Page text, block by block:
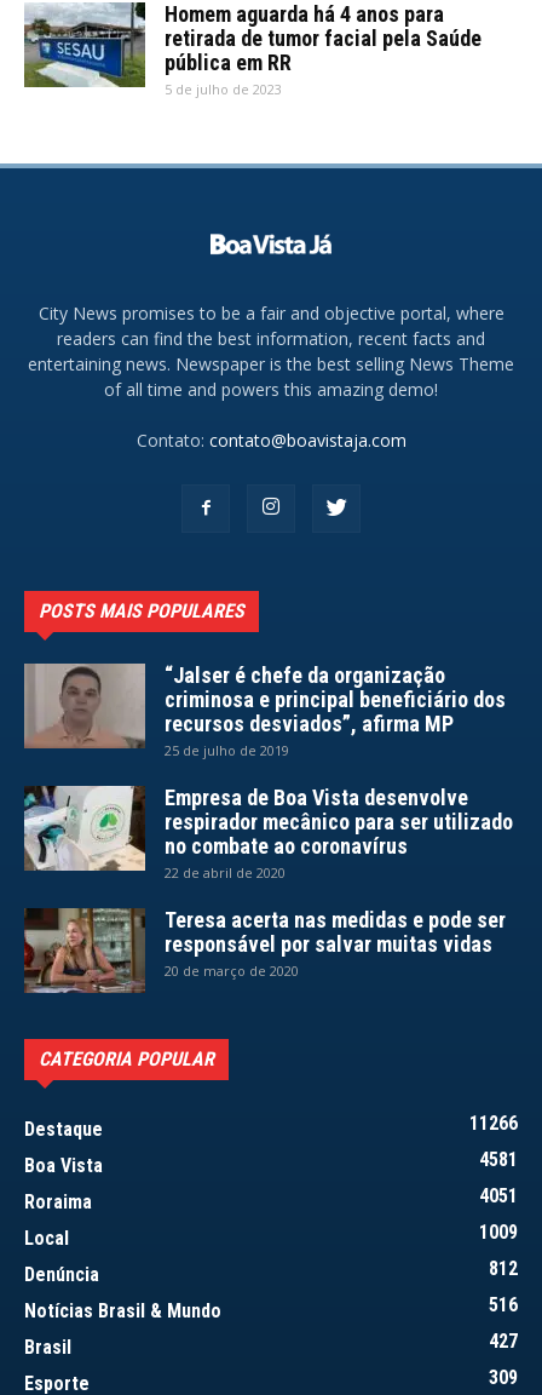
Homem aguarda há 4 anos para
retirada de tumor facial pela Saúde
pública em RR
5 de julho de 2023
City News promises to be a fair and objective portal, where
readers can find the best information, recent facts and
entertaining news. Newspaper is the best selling News Theme
of all time and powers this amazing demo!
Contato: contato@boavistaja.com
POSTS MAIS POPULARES
“Jalser é chefe da organização
criminosa e principal beneficiário dos
recursos desviados”, afirma MP
25 de julho de 2019
Empresa de Boa Vista desenvolve
respirador mecânico para ser utilizado
no combate ao coronavírus
22 de abril de 2020
Teresa acerta nas medidas e pode ser
responsável por salvar muitas vidas
20 de março de 2020
CATEGORIA POPULAR
Destaque
11266
Boa Vista
4581
Roraima
4051
Local
1009
Denúncia
812
Notícias Brasil & Mundo
516
Brasil
427
Esporte
309